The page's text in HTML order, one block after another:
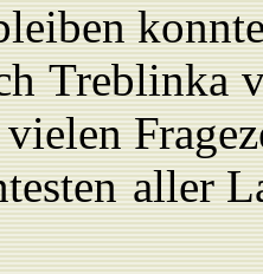
Treblinka
F
aller L